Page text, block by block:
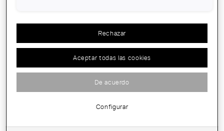
Rechazar
Aceptar todas las cookies
De acuerdo
Configurar